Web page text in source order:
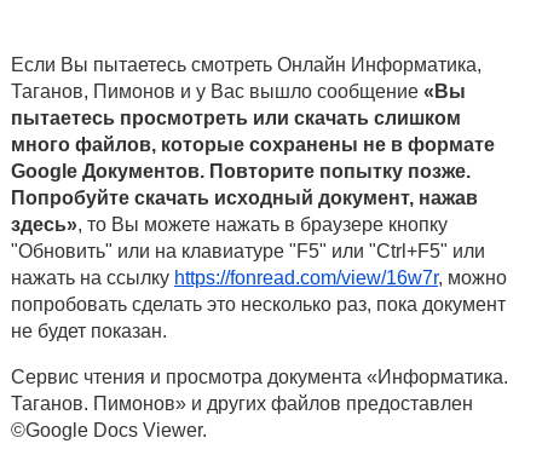
Если Вы пытаетесь смотреть Онлайн Информатика,
Таганов, Пимонов и у Вас вышло сообщение «Вы
пытаетесь просмотреть или скачать слишком
много файлов, которые сохранены не в формате
Google Документов. Повторите попытку позже.
Попробуйте скачать исходный документ, нажав
здесь», то Вы можете нажать в браузере кнопку
"Обновить" или на клавиатуре "F5" или "Ctrl+F5" или
нажать на ссылку https://fonread.com/view/16w7r, можно
попробовать сделать это несколько раз, пока документ
не будет показан.
Сервис чтения и просмотра документа «Информатика.
Таганов. Пимонов» и других файлов предоставлен
©Google Docs Viewer.